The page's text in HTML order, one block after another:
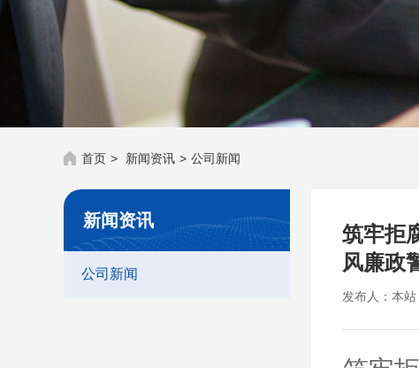
首页 > 新闻资讯 > 公司新闻
新闻资讯
公司新闻
筑牢拒
风廉政
发布人：本站